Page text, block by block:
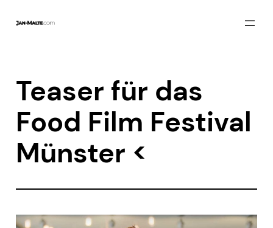
Inhalt
Teaser für das
Food Film Festival
Münster <